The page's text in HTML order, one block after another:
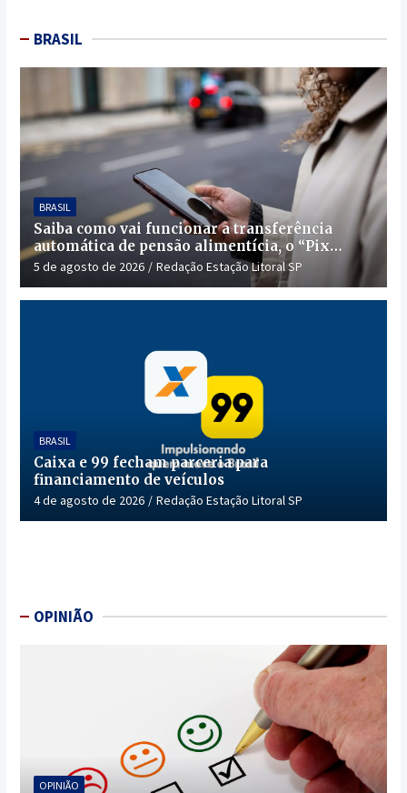
BRASIL
BRASIL
Saiba como vai funcionar a transferência
automática de pensão alimentícia, o “Pix
Pensão”
5 de agosto de 2026 Redação Estação Litoral SP
BRASIL
Caixa e 99 fecham parceria para
financiamento de veículos
4 de agosto de 2026 Redação Estação Litoral SP
OPINIÃO
OPINIÃO